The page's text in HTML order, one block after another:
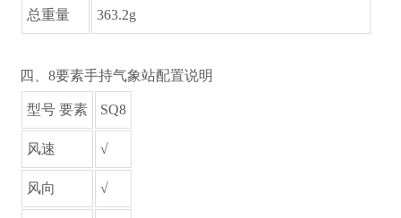
总重量 363.2g
四、8要素手持气象站配置说明
型号要素 SQ8
风速 √
风向 √